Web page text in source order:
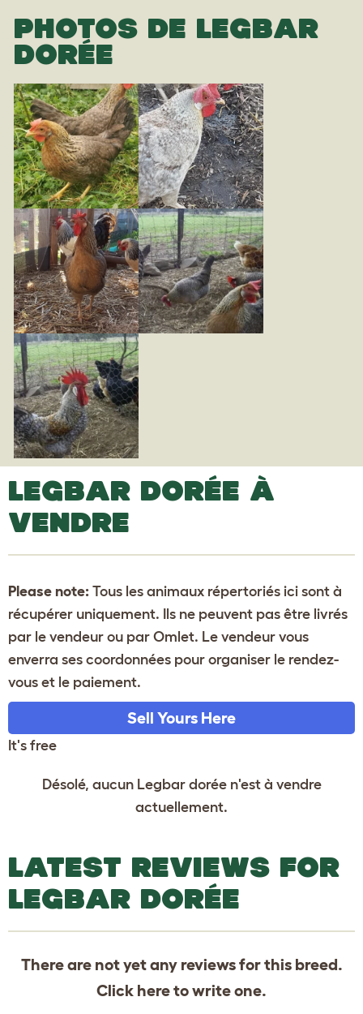
PHOTOS DE LEGBAR
DORÉE
LEGBAR DORÉE À
VENDRE
Please note: Tous les animaux répertoriés ici sont à
récupérer uniquement. Ils ne peuvent pas être livrés
par le vendeur ou par Omlet. Le vendeur vous
enverra ses coordonnées pour organiser le rendez-
vous et le paiement.
Sell Yours Here
It's free
Désolé, aucun Legbar dorée n'est à vendre
actuellement.
LATEST REVIEWS FOR
LEGBAR DORÉE
There are not yet any reviews for this breed.
Click hereto write one.